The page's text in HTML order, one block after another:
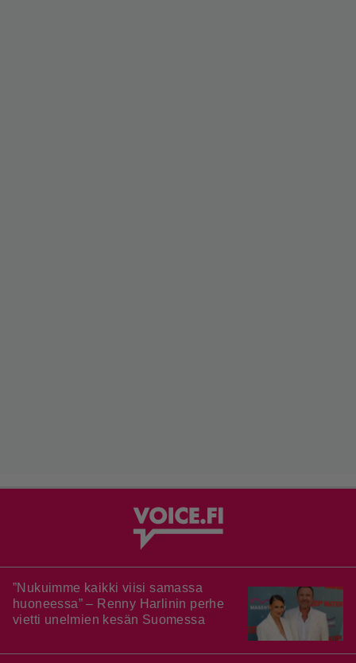
”Nukuimme kaikki viisi samassa
huoneessa” – Renny Harlinin perhe
vietti unelmien kesän Suomessa